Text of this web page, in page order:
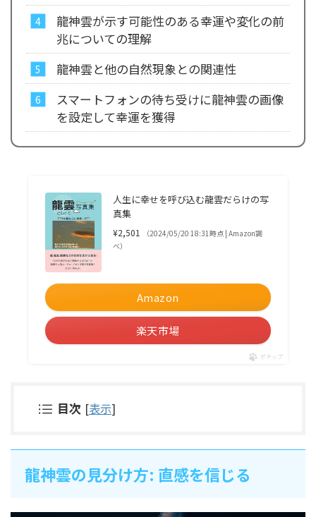
龍神雲が示す可能性のある幸運や変化の前
兆についての理解
龍神雲と他の自然現象との関連性
スマートフォンの待ち受けに龍神雲の画像
を設定して幸運を獲得
人生に幸せを呼び込む龍雲だらけの写
真集
¥2,501
（2024/05/20 18:31時点 | Amazon調
べ）
Amazon
楽天市場
ポチップ
目次 [表示]
龍神雲の見分け方: 直感を信じる